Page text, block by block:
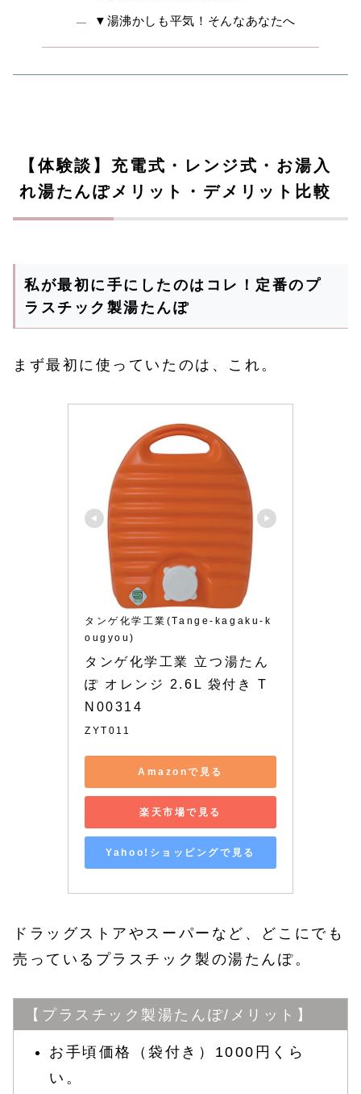
▼湯沸かしも平気！そんなあなたへ
【体験談】充電式・レンジ式・お湯入
れ湯たんぽメリット・デメリット比較
私が最初に手にしたのはコレ！定番のプ
ラスチック製湯たんぽ
まず最初に使っていたのは、これ。
タンゲ化学工業(Tange-kagaku-k
ougyou)
タンゲ化学工業 立つ湯たん
ぽ オレンジ 2.6L 袋付き T
N00314
ZYT011
Amazonで見る
楽天市場で見る
Yahoo!ショッピングで見る
ドラッグストアやスーパーなど、どこにでも
売っているプラスチック製の湯たんぽ。
【プラスチック製湯たんぽ/メリット】
お手頃価格（袋付き）1000円くら
い。